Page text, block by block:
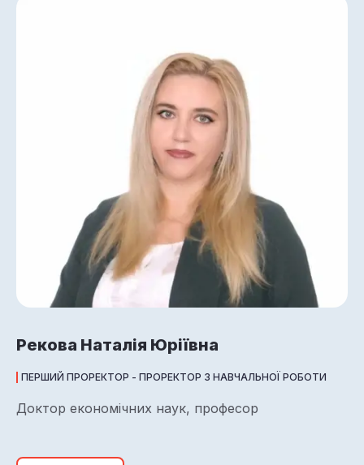
Рекова Наталія Юріївна
ПЕРШИЙ ПРОРЕКТОР - ПРОРЕКТОР З НАВЧАЛЬНОЇ РОБОТИ
Доктор економічних наук, професор